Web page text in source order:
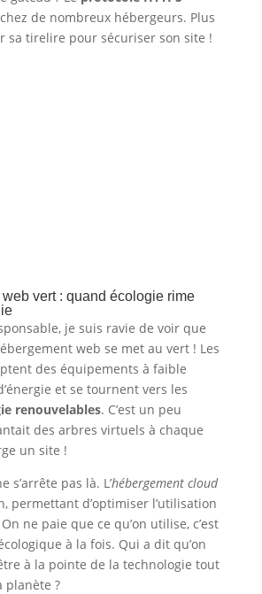
de nombreux hébergeurs. Plus
sa tirelire pour sécuriser son site !
web vert : quand écologie rime
je suis ravie de voir que
web se met au vert ! Les
des équipements à faible
et se tournent vers les
renouvelables. C’est un peu
des arbres virtuels à chaque
un site !
s’arrête pas là. L’hébergement cloud
permettant d’optimiser l’utilisation
ne paie que ce qu’on utilise, c’est
à la fois. Qui a dit qu’on
à la pointe de la technologie tout
planète ?